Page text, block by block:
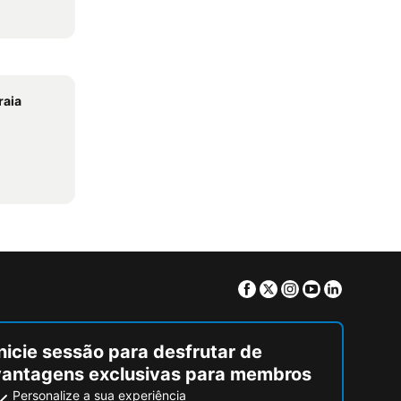
Facebook
TwitterInstagram
Youtube
sessão para desfrutar de
exclusivas para membros
Personalize a sua experiência